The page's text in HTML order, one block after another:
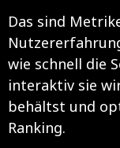
Das sind
wie schnell die
interaktiv sie
behältst und
Ranking.